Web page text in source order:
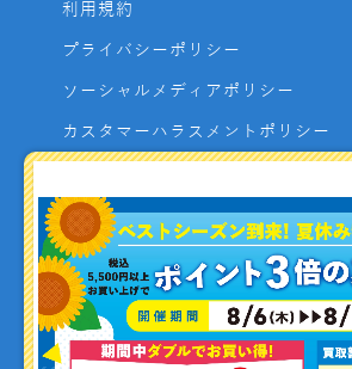
利用規約
プライバシーポリシー
ソーシャルメディアポリシー
カスタマーハラスメントポリシー
よくあるご質問
お問い合わせ
利用者資金の保全方法